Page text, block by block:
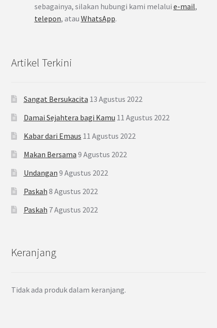
sebagainya, silakan hubungi kami melalui e-mail,
telepon, atau WhatsApp.
Artikel Terkini
Sangat Bersukacita 13 Agustus 2022
Damai Sejahtera bagi Kamu 11 Agustus 2022
Kabar dari Emaus 11 Agustus 2022
Makan Bersama 9 Agustus 2022
Undangan 9 Agustus 2022
Paskah 8 Agustus 2022
Paskah 7 Agustus 2022
Keranjang
Tidak ada produk dalam keranjang.